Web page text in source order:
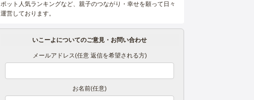
ポット人気ランキングなど、親子のつながり・幸せを願って日々
運営しております。
いこーよについてのご意見・お問い合わせ
メールアドレス(任意 返信を希望される方)
お名前(任意)